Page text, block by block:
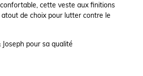
cette veste aux finitions
de choix pour lutter contre le
pour sa qualité